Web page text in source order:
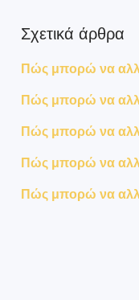
Σχετικά άρθρα
Πώς μπορώ να
Πώς μπορώ να
Πώς μπορώ να
Πώς μπορώ να
Πώς μπορώ να